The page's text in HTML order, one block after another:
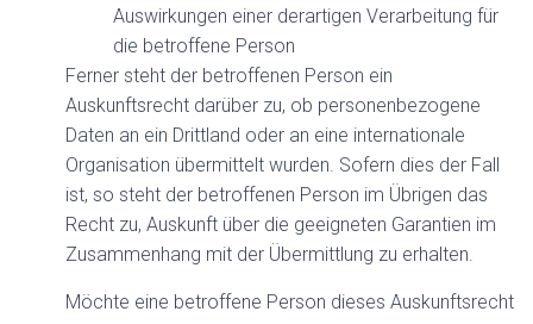
Auswirkungen einer derartigen Verarbeitung für
die betroffene Person
Ferner steht der betroffenen Person ein
Auskunftsrecht darüber zu, ob personenbezogene
Daten an ein Drittland oder an eine internationale
Organisation übermittelt wurden. Sofern dies der Fall
ist, so steht der betroffenen Person im Übrigen das
Recht zu, Auskunft über die geeigneten Garantien im
Zusammenhang mit der Übermittlung zu erhalten.
Möchte eine betroffene Person dieses Auskunftsrecht